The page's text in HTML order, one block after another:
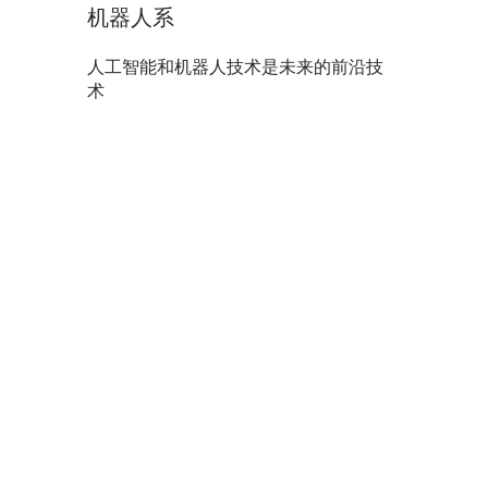
机器人系
人工智能和机器人技术是未来的前沿技
术